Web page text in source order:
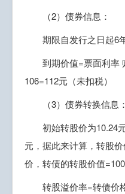
（2）债券信息：
期限自发行之日起6
到期价值=票面利率
106=112元（未扣税）
（3）债券转换信息：
初始转股价为10.24
元，据此来计算，转股
价，转债的转股价值
转股溢价率=转债价